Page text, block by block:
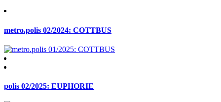
metro.polis 02/2024: COTTBUS
polis 02/2025: EUPHORIE